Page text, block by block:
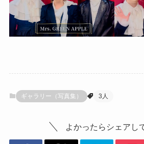
ギャラリー（写真集） 3人
よかったらシェアし